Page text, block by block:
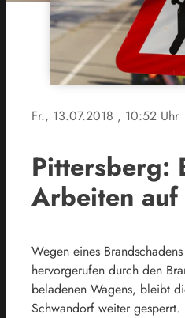
Fr., 13.07.2018 , 10:52 Uhr
Pittersberg:
Arbeiten
Wegen eines
hervorgerufen durch den
beladenen Wagens, bleibt
Schwandorf weiter gesperrt.